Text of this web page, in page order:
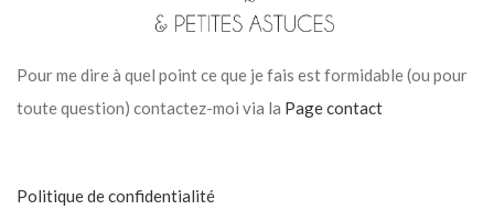
Pour me dire à quel point ce que je fais est formidable (ou pour
toute question) contactez-moi via la Page contact
Politique de confidentialité